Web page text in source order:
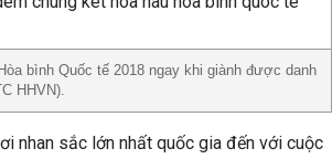
bình Quốc tế 2018 ngay khi giành được danh
HHVN).
nhan sắc lớn nhất quốc gia đến với cuộc